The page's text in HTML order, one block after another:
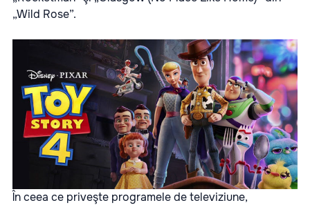
„Wild Rose”.
În ceea ce priveşte programele de televiziune,